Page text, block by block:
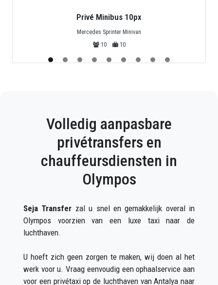
Privé Midibus 25px
Mercedes Sprinter, Isuzu of Turquoise
25
Volledig aanpasbare
privétransfers en
chauffeursdiensten in
Olympos
Seja Transfer zal u snel en gemakkelijk overal in
Olympos voorzien van een luxe taxi naar de
luchthaven.
U hoeft zich geen zorgen te maken, wij doen al het
werk voor u. Vraag eenvoudig een ophaalservice aan
voor een privétaxi op de luchthaven van Antalya naar